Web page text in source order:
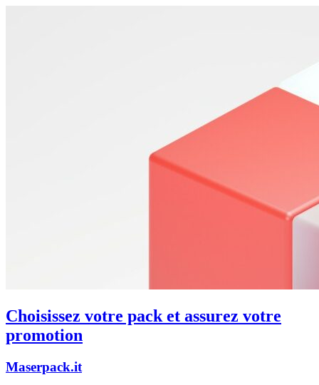
Choisissez votre pack et assurez votre
promotion
Maserpack.it